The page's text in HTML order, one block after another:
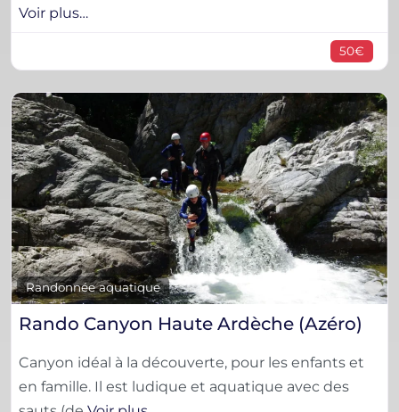
Voir plus…
50€
Randonnée aquatique
Rando Canyon Haute Ardèche (Azéro)
Canyon idéal à la découverte, pour les enfants et
en famille. Il est ludique et aquatique avec des